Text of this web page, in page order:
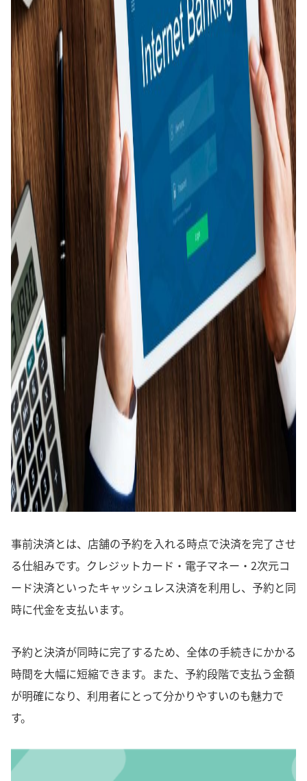
事前決済とは、店舗の予約を入れる時点で決済を完了させ
る仕組みです。クレジットカード・電子マネー・2次元コ
ード決済といったキャッシュレス決済を利用し、予約と同
時に代金を支払います。
予約と決済が同時に完了するため、全体の手続きにかかる
時間を大幅に短縮できます。また、予約段階で支払う金額
が明確になり、利用者にとって分かりやすいのも魅力で
す。